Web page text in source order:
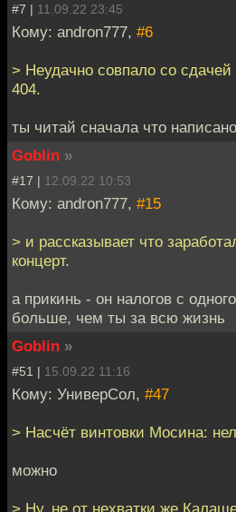
#7 | 11.09.22 23:45
Кому: andron777, #6
> Неудачно совпало со сдачей
404.
ты читай сначала что
Goblin »
#17 | 12.09.22 10:53
Кому: andron777, #15
> и рассказывает что
концерт.
а прикинь - он налогов с
больше, чем ты за всю жизнь
Goblin »
#51 | 15.09.22 11:16
Кому: УниверСол, #47
> Насчёт винтовки Мосина:
можно
> Ну, не от нехватки же